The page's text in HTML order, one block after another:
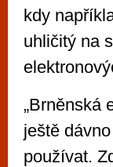
kdy
uhličitý na
„Brněnská
ještě
používat.